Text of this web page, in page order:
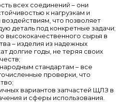
всех соединений – они
к нагрузкам и
что позволяет
деталь под конкретные задачи;
высококачественного сырья в
– изделия из надежных
долгие годы, не теряя своих
стандартам – все
проверки, что
вариантов запчастей ЩЛЗ в
и сферы использования.